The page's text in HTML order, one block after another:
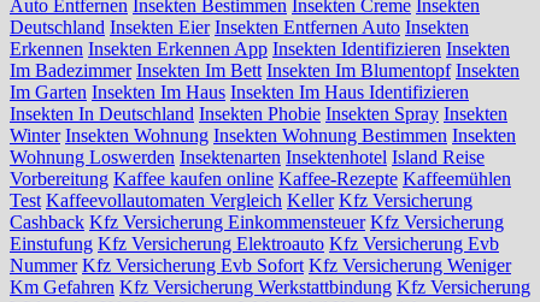
Auto Entfernen Insekten Bestimmen Insekten Creme Insekten
Deutschland Insekten Eier Insekten Entfernen Auto Insekten
Erkennen Insekten Erkennen App Insekten Identifizieren Insekten
Im Badezimmer Insekten Im Bett Insekten Im Blumentopf Insekten
Im Garten Insekten Im Haus Insekten Im Haus Identifizieren
Insekten In Deutschland Insekten Phobie Insekten Spray Insekten
Winter Insekten Wohnung Insekten Wohnung Bestimmen Insekten
Wohnung Loswerden Insektenarten Insektenhotel Island Reise
Vorbereitung Kaffee kaufen online Kaffee-Rezepte Kaffeemühlen
Test Kaffeevollautomaten Vergleich Keller Kfz Versicherung
Cashback Kfz Versicherung Einkommensteuer Kfz Versicherung
Einstufung Kfz Versicherung Elektroauto Kfz Versicherung Evb
Nummer Kfz Versicherung Evb Sofort Kfz Versicherung Weniger
Km Gefahren Kfz Versicherung Werkstattbindung Kfz Versicherung